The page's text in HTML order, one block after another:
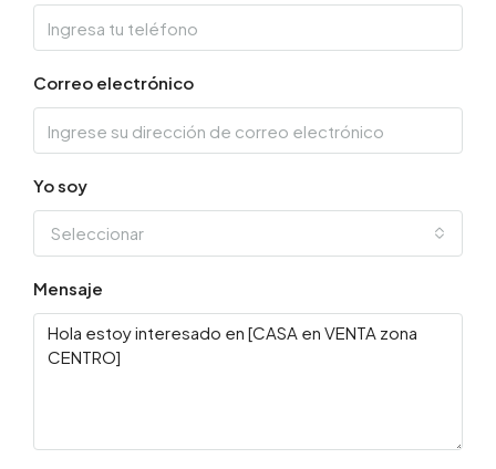
Correo electrónico
Yo soy
Seleccionar
Mensaje